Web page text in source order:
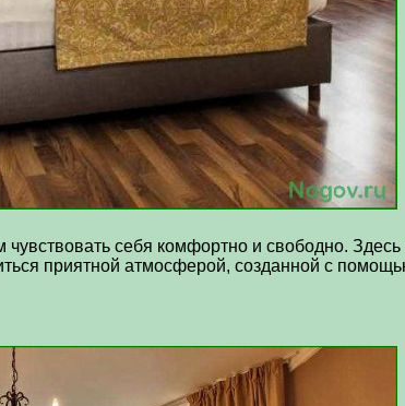
себя комфортно и свободно.
приятной атмосферой, созданной с